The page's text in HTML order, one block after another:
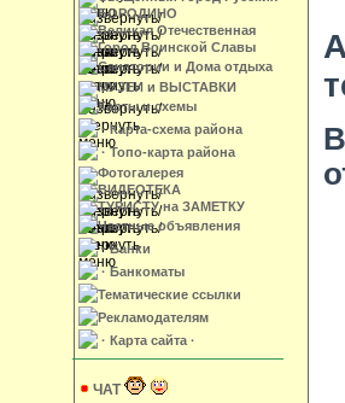
БОРОДИНО
Великая Отечественная
Город Воинской Славы
Санатории и Дома отдыха
МУЗЕИ и ВЫСТАВКИ
Карты и схемы
· Карта-схема района
· Топо-карта района
Фотогалерея
ВИДЕОТЕКА
ТУРИСТУ на ЗАМЕТКУ
Частные объявления
· Банки
· Банкоматы
Тематические ссылки
Рекламодателям
· Карта сайта ·
ЧАТ